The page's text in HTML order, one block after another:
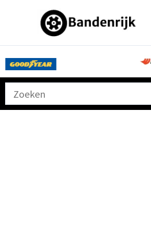
inhoud